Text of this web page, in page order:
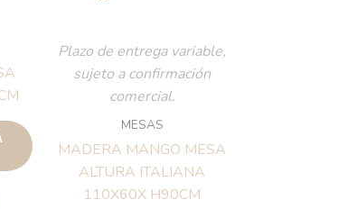
Plazo de entrega variable,
sujeto a confirmación
comercial.
MESAS
MADERA MANGO MESA
ALTURA ITALIANA
110X60X H90CM